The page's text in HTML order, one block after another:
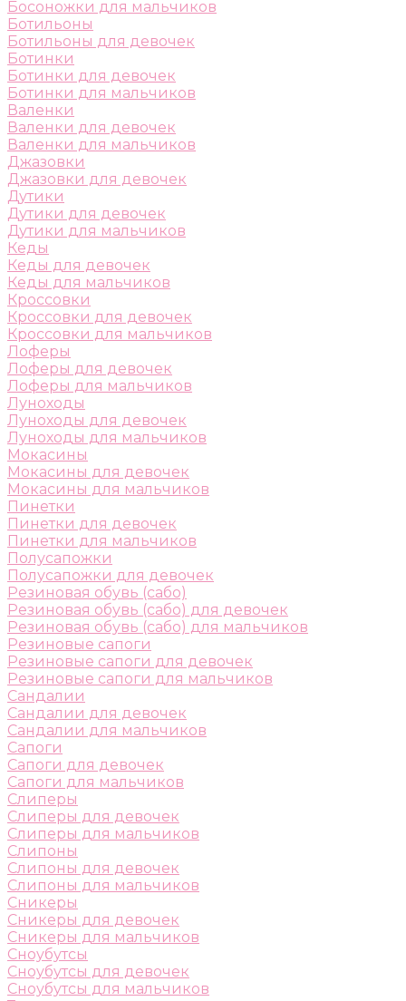
Босоножки для мальчиков
Ботильоны
Ботильоны для девочек
Ботинки
Ботинки для девочек
Ботинки для мальчиков
Валенки
Валенки для девочек
Валенки для мальчиков
Джазовки
Джазовки для девочек
Дутики
Дутики для девочек
Дутики для мальчиков
Кеды
Кеды для девочек
Кеды для мальчиков
Кроссовки
Кроссовки для девочек
Кроссовки для мальчиков
Лоферы
Лоферы для девочек
Лоферы для мальчиков
Луноходы
Луноходы для девочек
Луноходы для мальчиков
Мокасины
Мокасины для девочек
Мокасины для мальчиков
Пинетки
Пинетки для девочек
Пинетки для мальчиков
Полусапожки
Полусапожки для девочек
Резиновая обувь (сабо)
Резиновая обувь (сабо) для девочек
Резиновая обувь (сабо) для мальчиков
Резиновые сапоги
Резиновые сапоги для девочек
Резиновые сапоги для мальчиков
Сандалии
Сандалии для девочек
Сандалии для мальчиков
Сапоги
Сапоги для девочек
Сапоги для мальчиков
Слиперы
Слиперы для девочек
Слиперы для мальчиков
Слипоны
Слипоны для девочек
Слипоны для мальчиков
Сникеры
Сникеры для девочек
Сникеры для мальчиков
Сноубутсы
Сноубутсы для девочек
Сноубутсы для мальчиков